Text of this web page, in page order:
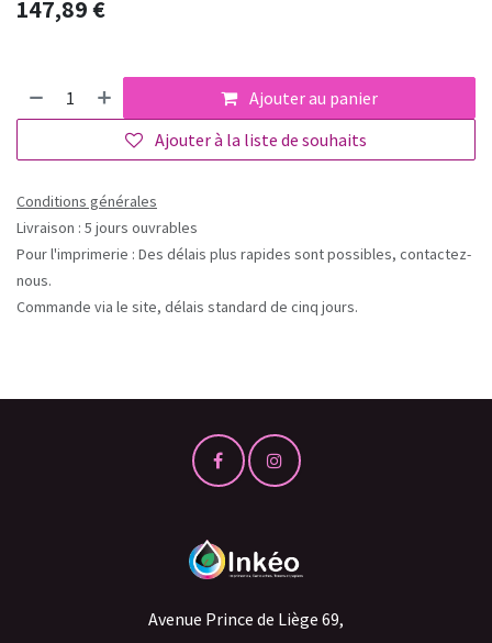
147,89€
Ajouter au panier
Ajouter à la liste de souhaits
Conditions générales
Livraison : 5 jours ouvrables
Pour l'imprimerie : Des délais plus rapides sont possibles, contactez-
nous.
Commande via le site, délais standard de cinq jours.
Avenue Prince de Liège 69,